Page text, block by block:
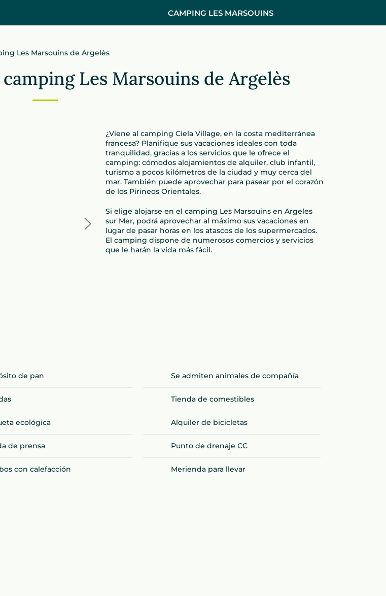
CAMPING LES MARSOUINS
Les Marsouins de Argelès
Les Marsouins de Argelès
¿Viene al camping Ciela Village, en la costa mediterránea
francesa? Planifique sus vacaciones ideales con toda
tranquilidad, gracias a los servicios que le ofrece el
camping: cómodos alojamientos de alquiler, club infantil,
turismo a pocos kilómetros de la ciudad y muy cerca del
mar. También puede aprovechar para pasear por el corazón
de los Pirineos Orientales.
Si elige alojarse en el camping Les Marsouins en Argeles
sur Mer, podrá aprovechar al máximo sus vacaciones en
lugar de pasar horas en los atascos de los supermercados.
El camping dispone de numerosos comercios y servicios
que le harán la vida más fácil.
de pan Se admiten animales de compañía
Tienda de comestibles
ecológica Alquiler de bicicletas
de prensa Punto de drenaje CC
con calefacción Merienda para llevar